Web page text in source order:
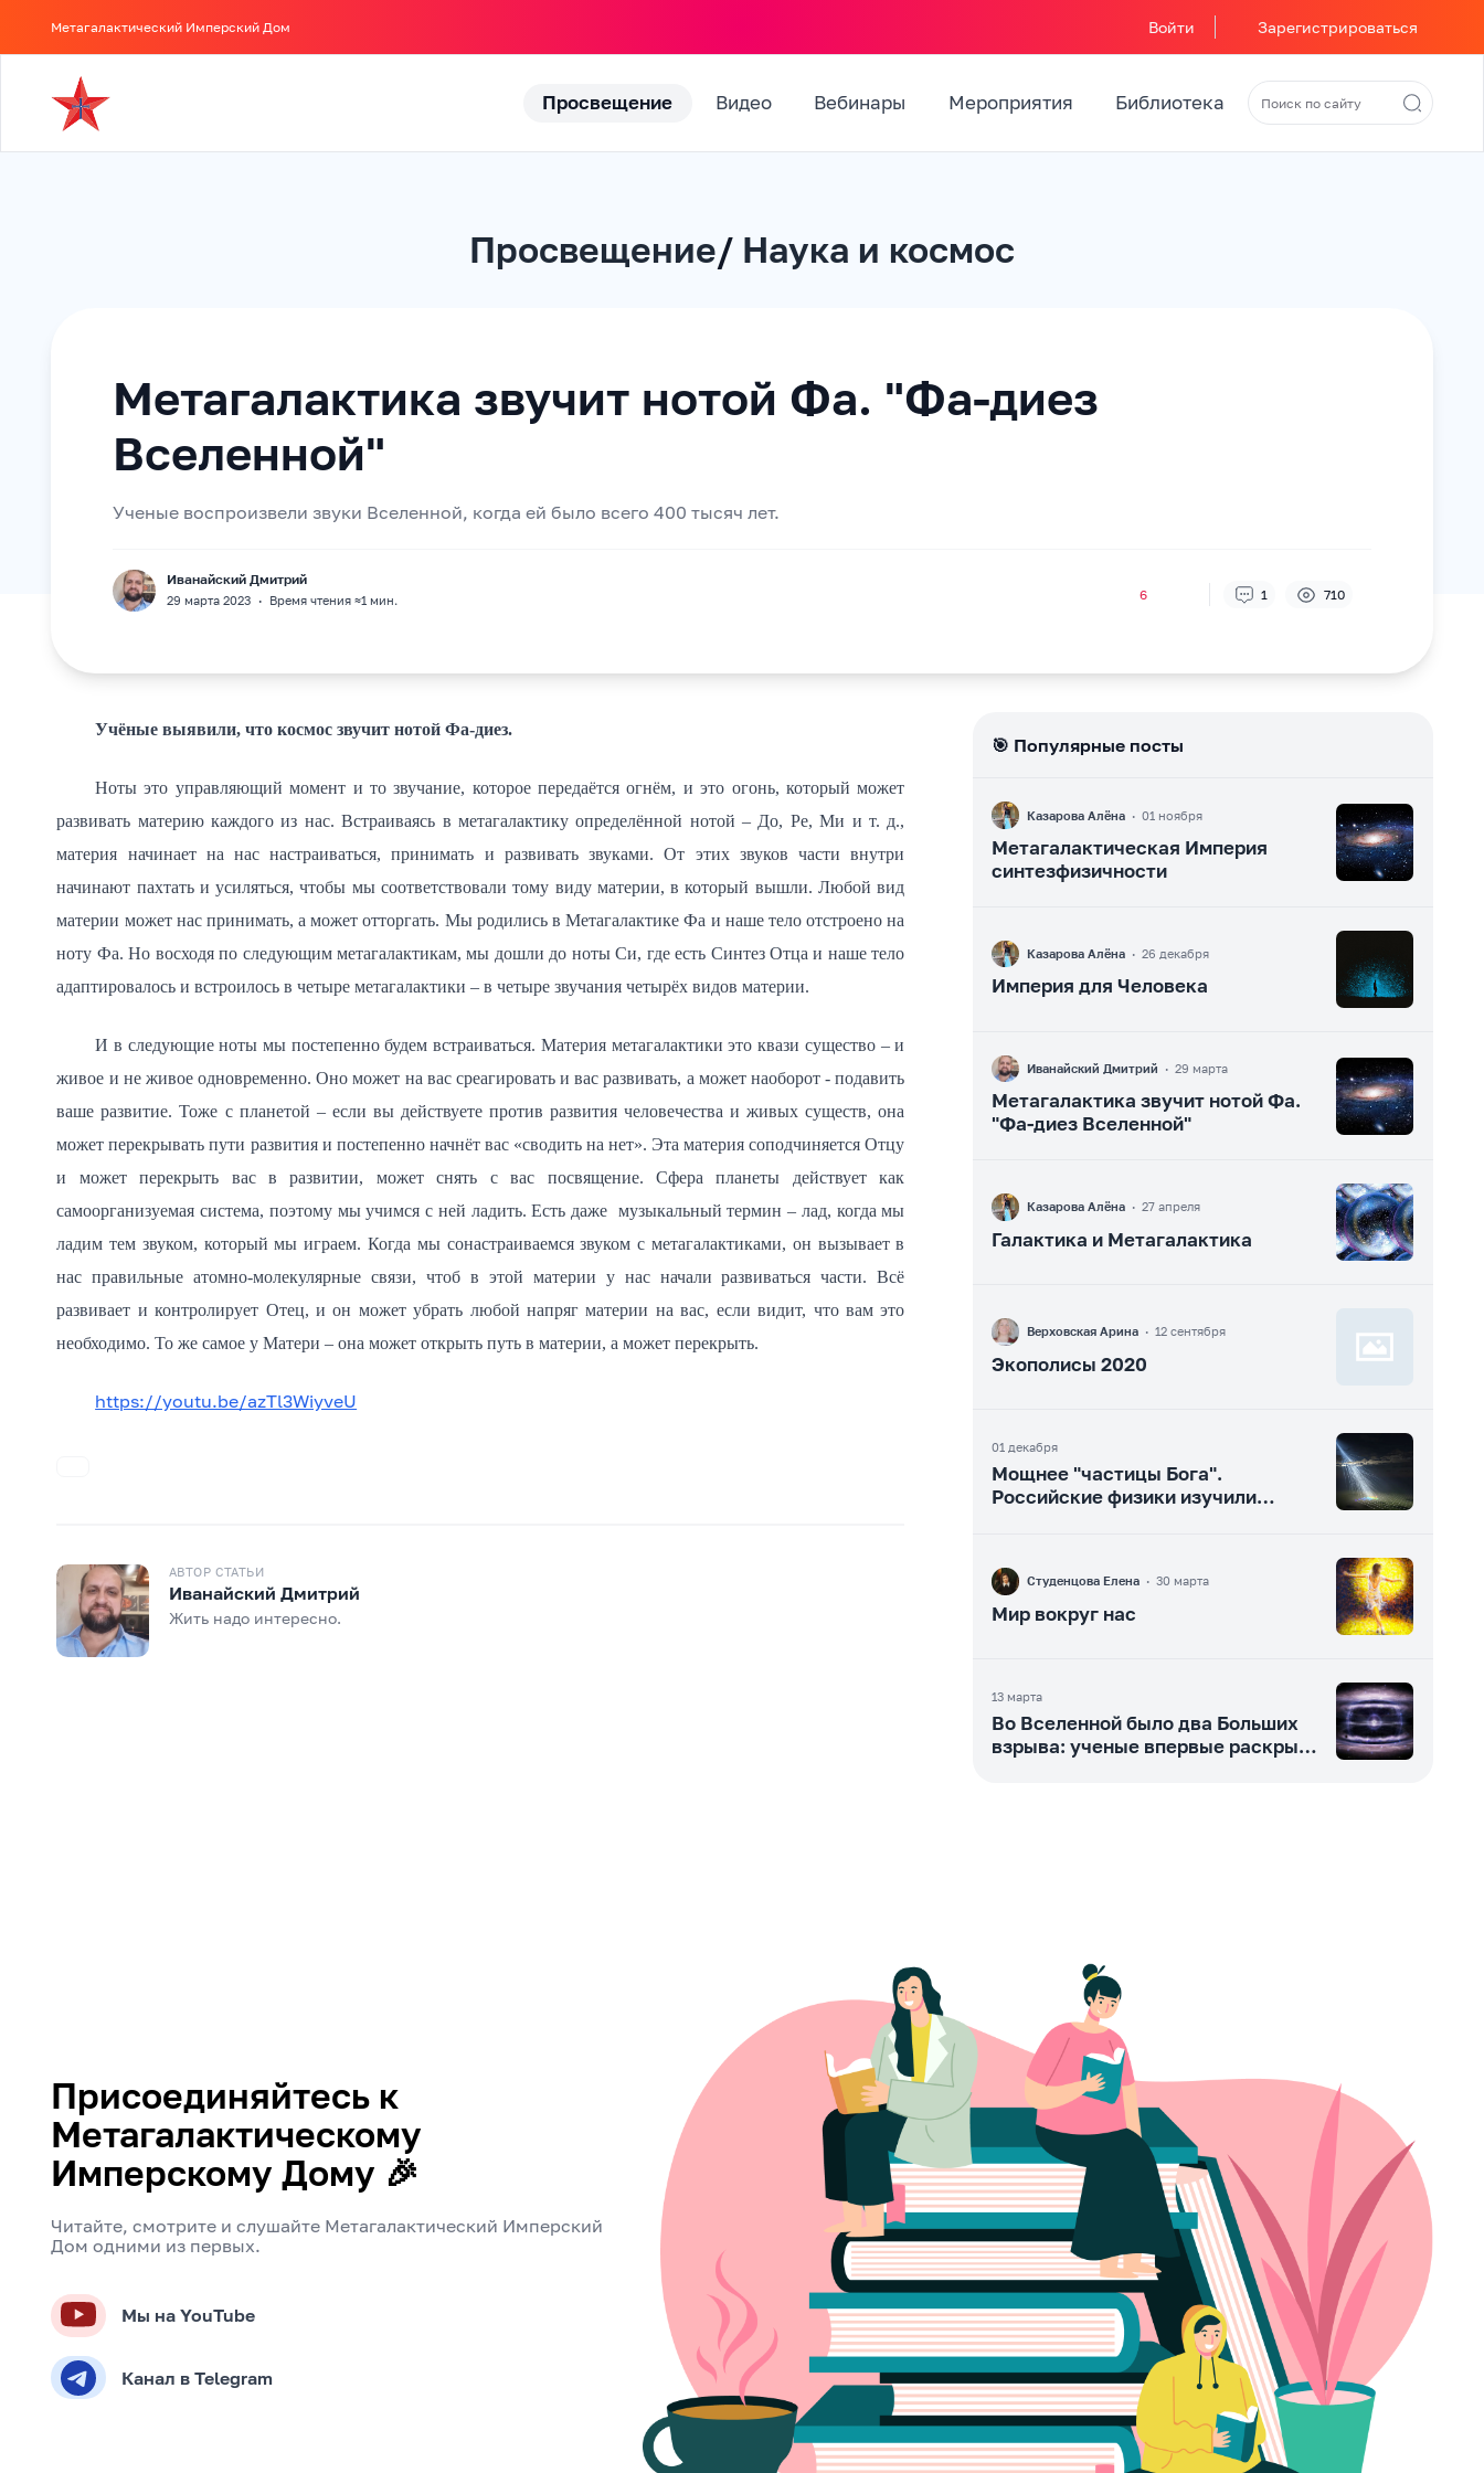
Метагалактический Имперский Дом Войти Зарегистрироваться
Просвещение Видео Вебинары Мероприятия Библиотека
Просвещение/ Наука и космос
Метагалактика звучит нотой Фа. "Фа-диез
Вселенной"
Ученые воспроизвели звуки Вселенной, когда ей было всего 400 тысяч лет.
F Иванайский Дмитрий
29 марта 2023 · Время чтения ≈1 мин. 6 1 710
Учёные выявили, что космос звучит нотой Фа-диез.
Ноты это управляющий момент и то звучание, которое передаётся огнём, и это огонь, который может
развивать материю каждого из нас. Встраиваясь в метагалактику определённой нотой – До, Ре, Ми и т. д.,
материя начинает на нас настраиваться, принимать и развивать звуками. От этих звуков части внутри
начинают пахтать и усиляться, чтобы мы соответствовали тому виду материи, в который вышли. Любой вид
материи может нас принимать, а может отторгать. Мы родились в Метагалактике Фа и наше тело отстроено на
ноту Фа. Но восходя по следующим метагалактикам, мы дошли до ноты Си, где есть Синтез Отца и наше тело
адаптировалось и встроилось в четыре метагалактики – в четыре звучания четырёх видов материи.
И в следующие ноты мы постепенно будем встраиваться. Материя метагалактики это квази существо – и
живое и не живое одновременно. Оно может на вас среагировать и вас развивать, а может наоборот - подавить
ваше развитие. Тоже с планетой – если вы действуете против развития человечества и живых существ, она
может перекрывать пути развития и постепенно начнёт вас «сводить на нет». Эта материя соподчиняется Отцу
и может перекрыть вас в развитии, может снять с вас посвящение. Сфера планеты действует как
самоорганизуемая система, поэтому мы учимся с ней ладить. Есть даже музыкальный термин – лад, когда мы
ладим тем звуком, который мы играем. Когда мы сонастраиваемся звуком с метагалактиками, он вызывает в
нас правильные атомно-молекулярные связи, чтоб в этой материи у нас начали развиваться части. Всё
развивает и контролирует Отец, и он может убрать любой напряг материи на вас, если видит, что вам это
необходимо. То же самое у Матери – она может открыть путь в материи, а может перекрыть.
https://youtu.be/azTl3WiyveU
F
АВТОР СТАТЬИ
Иванайский Дмитрий
Жить надо интересно.
🎯 Популярные посты
F Казарова Алёна · 01 ноября
Метагалактическая Империя
синтезфизичности
F Казарова Алёна · 26 декабря
Империя для Человека
F Иванайский Дмитрий · 29 марта
Метагалактика звучит нотой Фа.
"Фа-диез Вселенной"
F Казарова Алёна · 27 апреля
Галактика и Метагалактика
F Верховская Арина · 12 сентября
Экополисы 2020
01 декабря
Мощнее "частицы Бога".
Российские физики изучили
F Студенцова Елена · 30 марта
Мир вокруг нас
13 марта
Во Вселенной было два Больших
взрыва: ученые впервые раскрыли
Присоединяйтесь к
Метагалактическому
Имперскому Дому 🎉
Читайте, смотрите и слушайте Метагалактический Имперский
Дом одними из первых.
Мы на YouTube
Канал в Telegram